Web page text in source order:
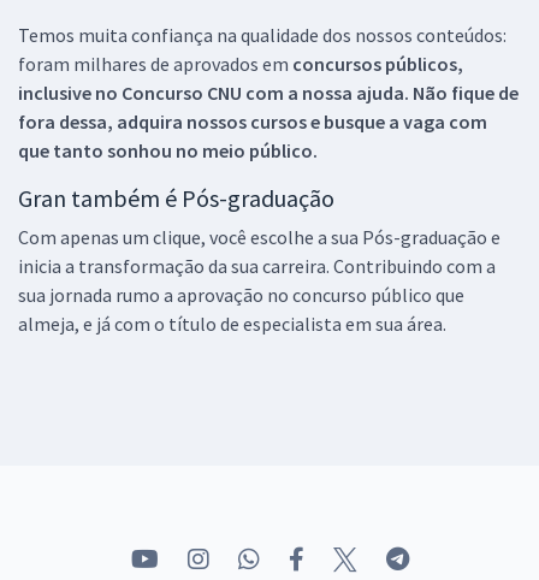
Temos muita confiança na qualidade dos nossos conteúdos:
foram milhares de aprovados em concursos públicos,
inclusive no Concurso CNU com a nossa ajuda. Não fique de
fora dessa, adquira nossos cursos e busque a vaga com
que tanto sonhou no meio público.
Gran também é Pós-graduação
Com apenas um clique, você escolhe a sua Pós-graduação e
inicia a transformação da sua carreira. Contribuindo com a
sua jornada rumo a aprovação no concurso público que
almeja, e já com o título de especialista em sua área.